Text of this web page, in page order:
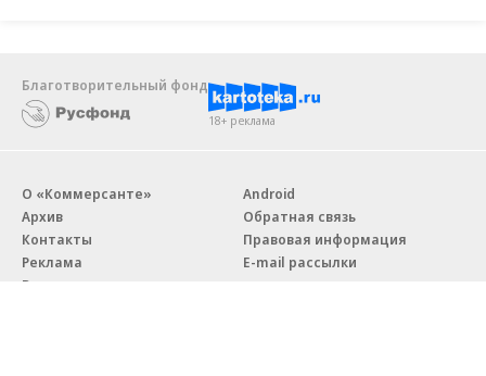
Благотворительный фонд
18+ реклама
О «Коммерсанте»
Архив
Контакты
Реклама
Вакансии
Android
Обратная связь
Правовая информация
E-mail рассылки